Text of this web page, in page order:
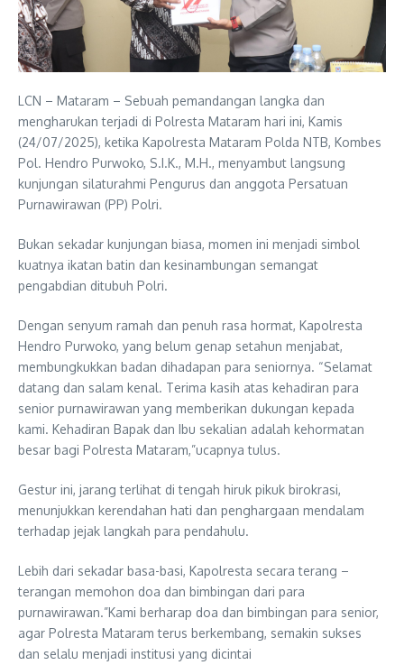
LCN – Mataram – Sebuah pemandangan langka dan
mengharukan terjadi di Polresta Mataram hari ini, Kamis
(24/07/2025), ketika Kapolresta Mataram Polda NTB, Kombes
Pol. Hendro Purwoko, S.I.K., M.H., menyambut langsung
kunjungan silaturahmi Pengurus dan anggota Persatuan
Purnawirawan (PP) Polri.
Bukan sekadar kunjungan biasa, momen ini menjadi simbol
kuatnya ikatan batin dan kesinambungan semangat
pengabdian ditubuh Polri.
Dengan senyum ramah dan penuh rasa hormat, Kapolresta
Hendro Purwoko, yang belum genap setahun menjabat,
membungkukkan badan dihadapan para seniornya. “Selamat
datang dan salam kenal. Terima kasih atas kehadiran para
senior purnawirawan yang memberikan dukungan kepada
kami. Kehadiran Bapak dan Ibu sekalian adalah kehormatan
besar bagi Polresta Mataram,”ucapnya tulus.
Gestur ini, jarang terlihat di tengah hiruk pikuk birokrasi,
menunjukkan kerendahan hati dan penghargaan mendalam
terhadap jejak langkah para pendahulu.
Lebih dari sekadar basa-basi, Kapolresta secara terang –
terangan memohon doa dan bimbingan dari para
purnawirawan.”Kami berharap doa dan bimbingan para senior,
agar Polresta Mataram terus berkembang, semakin sukses
dan selalu menjadi institusi yang dicintai